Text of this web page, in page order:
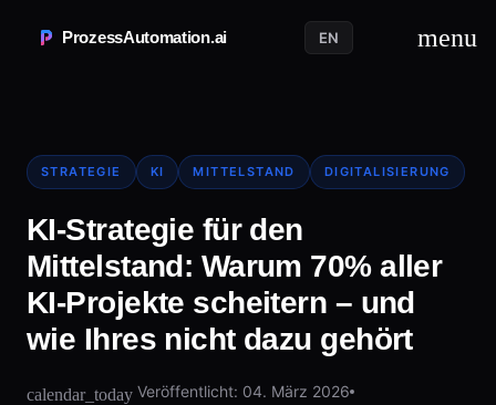
ProzessAutomation.ai EN menu
STRATEGIE KI MITTELSTAND DIGITALISIERUNG
KI-Strategie für den
Mittelstand: Warum 70% aller
KI-Projekte scheitern – und
wie Ihres nicht dazu gehört
calendar_today Veröffentlicht: 04. März 2026